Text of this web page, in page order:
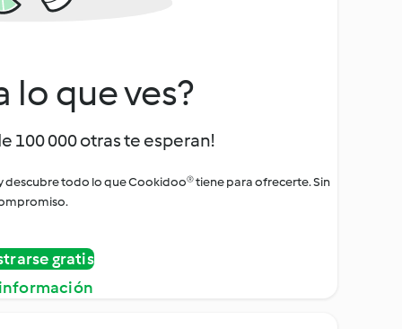
lo que ves?
100 000 otras te esperan!
descubre todo lo que Cookidoo® tiene para ofrecerte. Sin
gratis